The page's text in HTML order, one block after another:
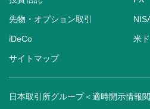
先物・オプション取引
iDeCo 米
サイトマップ
日本取引所グループ＜適時開示情報